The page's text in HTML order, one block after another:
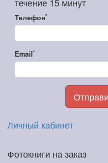
Телефон*
Email*
Личный кабинет
Фотокниги на заказ